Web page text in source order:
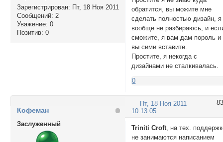
Зарегистрирован: Пт, 18 Ноя 2011
Сообщений: 2
Уважение: 0
Позитив: 0
обратится, вы можите мне
сделать полностью дизайн, я
вообще не разбираюсь, и
сможите, я вам дам пороль и
вы сими вставите.
Простите, я некогда с
дизайнами не сталкивалась.
0
83
Пт, 18 Ноя 2011
10:13:05
Кофеман
Заслуженный
Triniti Croft, на тех.
не занимаются написанием